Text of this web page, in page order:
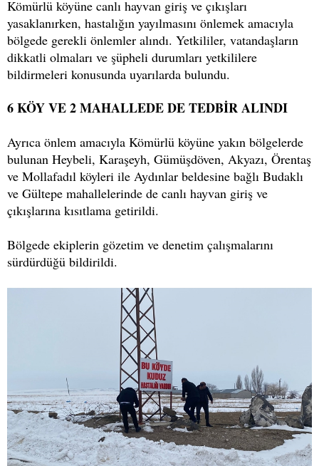
Kömürlü köyüne canlı hayvan giriş ve çıkışları
yasaklanırken, hastalığın yayılmasını önlemek amacıyla
bölgede gerekli önlemler alındı. Yetkililer, vatandaşların
dikkatli olmaları ve şüpheli durumları yetkililere
bildirmeleri konusunda uyarılarda bulundu.
6 KÖY VE 2 MAHALLEDE DE TEDBİR ALINDI
Ayrıca önlem amacıyla Kömürlü köyüne yakın bölgelerde
bulunan Heybeli, Karaşeyh, Gümüşdöven, Akyazı, Örentaş
ve Mollafadıl köyleri ile Aydınlar beldesine bağlı Budaklı
ve Gültepe mahallelerinde de canlı hayvan giriş ve
çıkışlarına kısıtlama getirildi.
Bölgede ekiplerin gözetim ve denetim çalışmalarını
sürdürdüğü bildirildi.